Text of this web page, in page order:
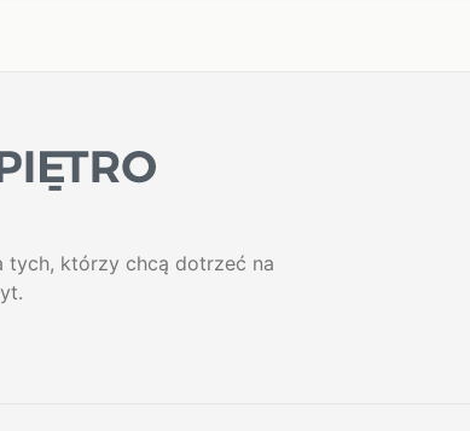
tych, którzy chcą dotrzeć na